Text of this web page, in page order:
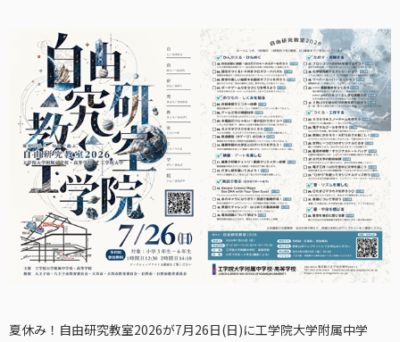
夏休み！自由研究教室2026が7月26日(日)に工学院大学附属中学